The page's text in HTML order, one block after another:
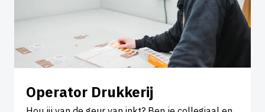
Operator Drukkerij